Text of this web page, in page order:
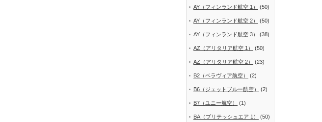
AY（フィンランド航空 1） (50)
AY（フィンランド航空 2） (50)
AY（フィンランド航空 3） (38)
AZ（アリタリア航空 1） (50)
AZ（アリタリア航空 2） (23)
B2（ベラヴィア航空） (2)
B6（ジェットブルー航空） (2)
B7（ユニー航空） (1)
BA（ブリテッシュエア 1） (50)